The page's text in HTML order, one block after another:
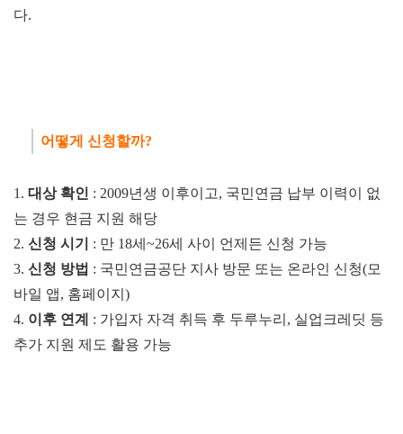
다.
어떻게 신청할까?
1. 대상확인 : 2009년생 이후이고, 국민연금 납부 이력이 없
는 경우 현금 지원 해당
2. 신청 시기
: 만 18세~26세 사이 언제든 신청 가능
3. 신청 방법 : 국민연금공단 지사 방문 또는 온라인 신청(모
바일 앱, 홈페이지)
4. 이후 연계
: 가입자 자격 취득 후 두루누리, 실업크레딧 등
추가 지원 제도 활용 가능